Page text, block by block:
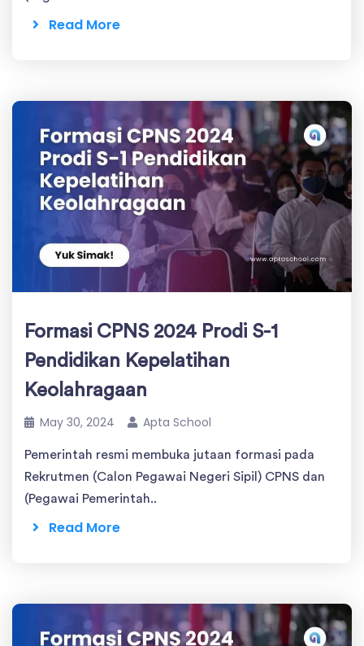
Read More
Formasi CPNS 2024 Prodi S-1
Pendidikan Kepelatihan
Keolahragaan
May 30, 2024 Apta School
Pemerintah resmi membuka jutaan formasi pada
Rekrutmen (Calon Pegawai Negeri Sipil) CPNS dan
(Pegawai Pemerintah..
Read More